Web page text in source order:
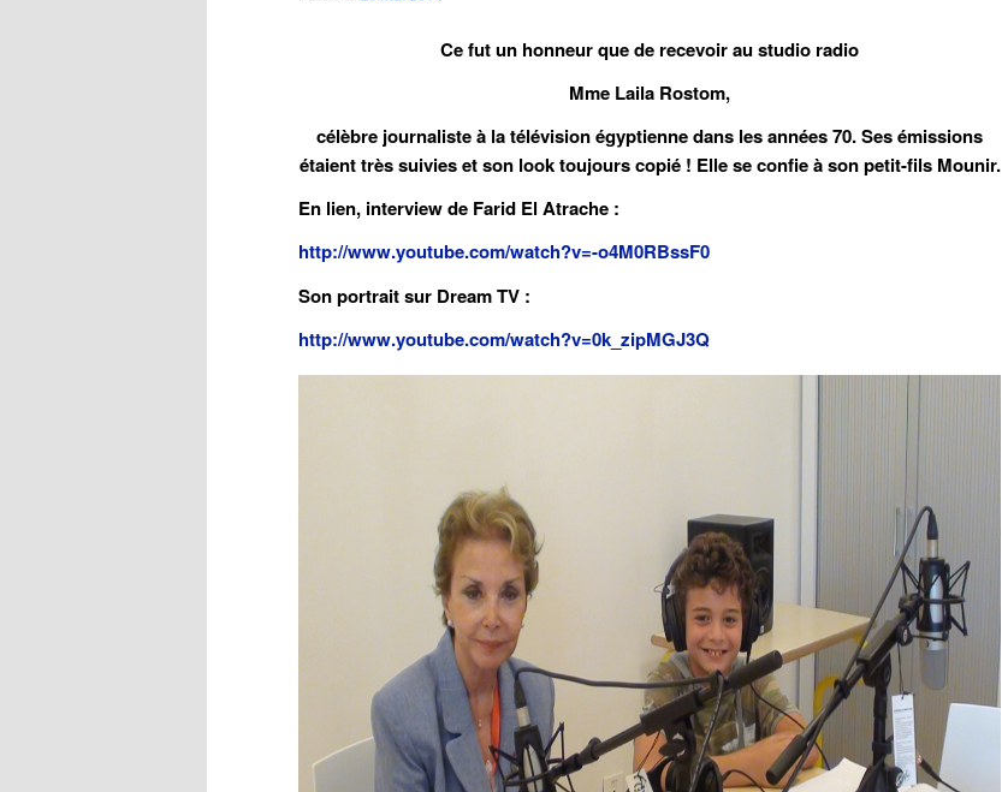
Ce fut un honneur que de recevoir au studio radio
Mme Laila Rostom,
célèbre journaliste à la télévision égyptienne dans les années 70. Ses émissions
étaient très suivies et son look toujours copié ! Elle se confie à son petit-fils Mounir.
En lien, interview de Farid El Atrache :
http://www.youtube.com/watch?v=-o4M0RBssF0
Son portrait sur Dream TV :
http://www.youtube.com/watch?v=0k_zipMGJ3Q